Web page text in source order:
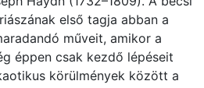
első tagja abban a
műveit, amikor a
éppen csak kezdő lépéseit
körülmények között a